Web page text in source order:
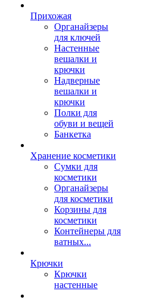
Прихожая
Органайзеры
для ключей
Настенные
вешалки и
крючки
Надверные
вешалки и
крючки
Полки для
обуви и вещей
Банкетка
Хранение косметики
Сумки для
косметики
Органайзеры
для косметики
Корзины для
косметики
Контейнеры для
ватных...
Крючки
Крючки
настенные